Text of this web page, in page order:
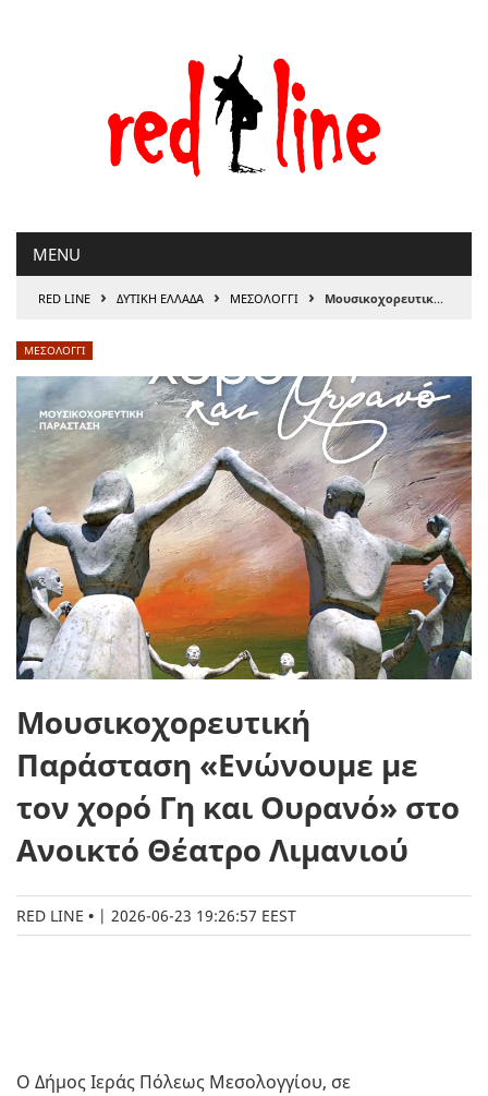
MENU
RED LINE › ΔΥΤΙΚΗ ΕΛΛΑΔΑ › ΜΕΣΟΛΟΓΓΙ › Μουσικοχορευτική Παράσταση «Ενώνουμε με τον χορό Γη και Ουρανό» στο Ανοικτό Θέατρο Λιμανιού
ΜΕΣΟΛΟΓΓΙ
Μουσικοχορευτική
Παράσταση «Ενώνουμε με
τον χορό Γη και Ουρανό» στο
Ανοικτό Θέατρο Λιμανιού
RED LINE | 2026-06-23 19:26:57 EEST
Ο Δήμος Ιεράς Πόλεως Μεσολογγίου, σε